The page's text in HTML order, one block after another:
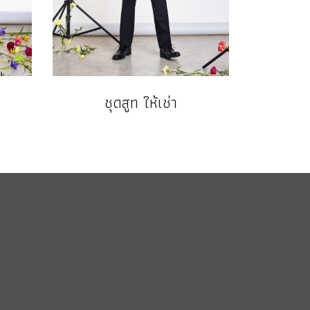
ชุดสูท ให้เช่า